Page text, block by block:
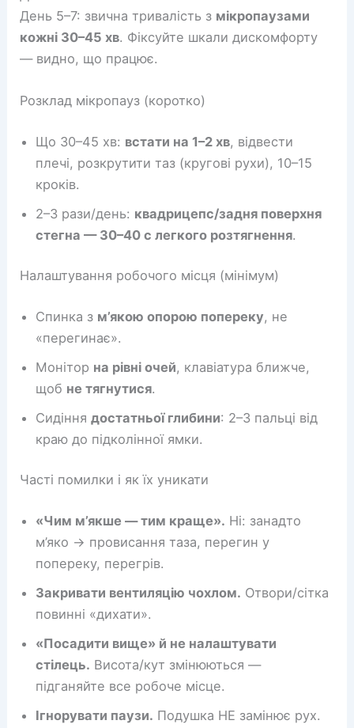
День 5–7: звична тривалість з мікропаузами
кожні 30–45 хв. Фіксуйте шкали дискомфорту
— видно, що працює.
Розклад мікропауз (коротко)
Що 30–45 хв: встати на 1–2 хв, відвести
плечі, розкрутити таз (кругові рухи), 10–15
кроків.
2–3 рази/день: квадрицепс/задня поверхня
стегна — 30–40 с легкого розтягнення.
Налаштування робочого місця (мінімум)
Спинка з м’якою опорою попереку, не
«перегинає».
Монітор на рівні очей, клавіатура ближче,
щоб не тягнутися.
Сидіннядостатньої глибини: 2–3 пальці від
краю до підколінної ямки.
Часті помилки і як їх уникати
«Чим м’якше — тим краще». Ні: занадто
м’яко → провисання таза, перегин у
попереку, перегрів.
Закривати вентиляцію чохлом. Отвори/сітка
повинні «дихати».
«Посадити вище» й не налаштувати
стілець. Висота/кут змінюються —
підганяйте все робоче місце.
Ігнорувати паузи. Подушка НЕ замінює рух.